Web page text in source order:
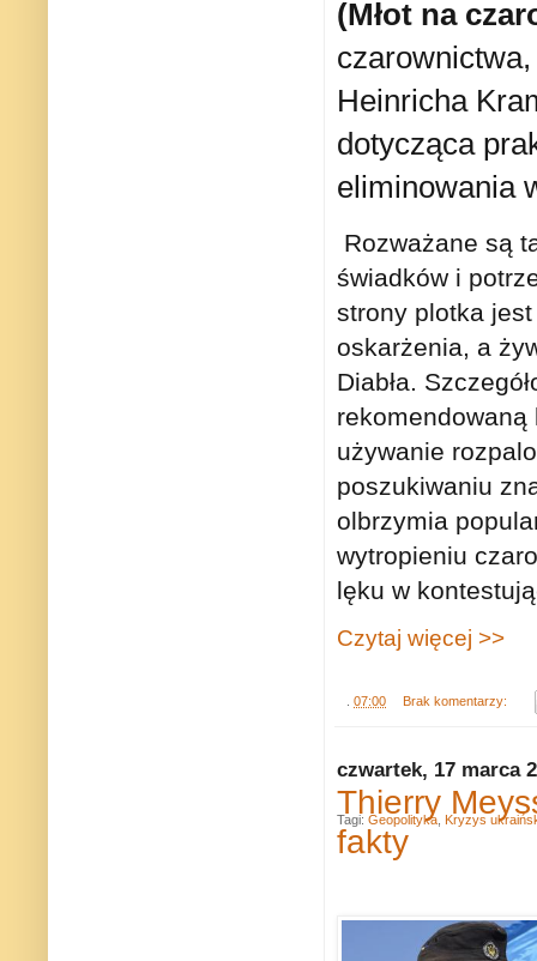
(Młot na
Heinricha
dotycząca
eliminowania
Rozważane są
świadków i
strony plotka
oskarżenia, a
Diabła.
rekomendowaną
używanie
poszukiwaniu
olbrzymia
wytropieniu
lęku w
Czytaj więcej >>
07:00 Brak komentarzy:
czwartek, 17 marca
Thierry
fakty
Tagi: Geopolityka Kryzys